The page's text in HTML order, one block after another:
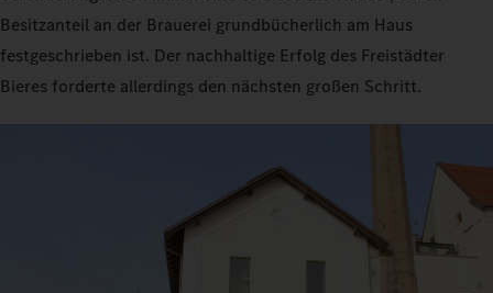
Besitzanteil an der Brauerei grundbücherlich am Haus
festgeschrieben ist. Der nachhaltige Erfolg des Freistädter
Bieres forderte allerdings den nächsten großen Schritt.